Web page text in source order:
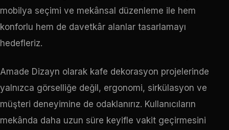
mobilya seçimi ve mekânsal düzenleme ile hem
konforlu hem de davetkâr alanlar tasarlamayı
hedefleriz.
Amade Dizayn olarak kafe dekorasyon projelerinde
yalnızca görselliğe değil, ergonomi, sirkülasyon ve
müşteri deneyimine de odaklanırız. Kullanıcıların
mekânda daha uzun süre keyifle vakit geçirmesini